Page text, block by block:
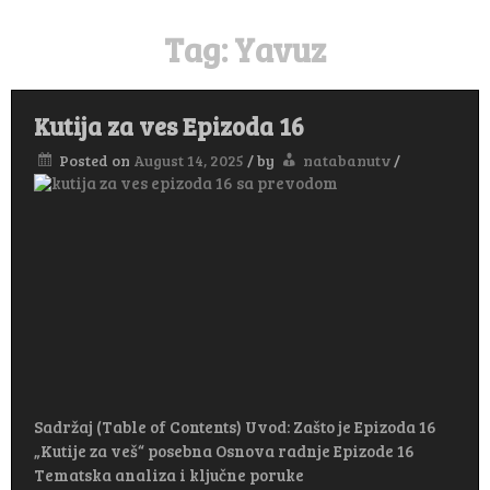
Tag:Yavuz
Kutija za ves Epizoda 16
Posted on August 14, 2025 /by natabanutv/
Sadržaj (Table of Contents) Uvod: Zašto je Epizoda 16
„Kutije za veš“ posebna Osnova radnje Epizode 16
Tematska analiza i ključne poruke